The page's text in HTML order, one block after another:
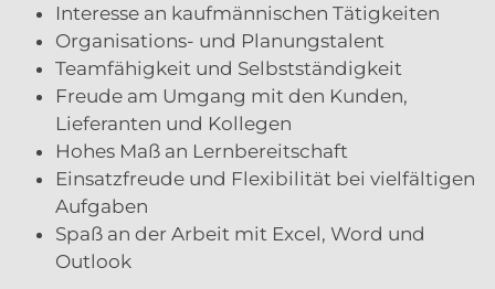
Interesse an kaufmännischen Tätigkeiten
Organisations- und Planungstalent
Teamfähigkeit und Selbstständigkeit
Freude am Umgang mit den Kunden,
Lieferanten und Kollegen
Hohes Maß an Lernbereitschaft
Einsatzfreude und Flexibilität bei vielfältigen
Aufgaben
Spaß an der Arbeit mit Excel, Word und
Outlook